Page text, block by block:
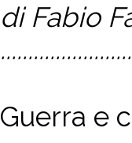
di Fabio
Guerra e